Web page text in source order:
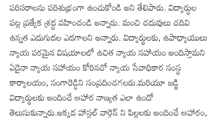
పరిసరాలను పరిశుభ్రంగా ఉంచుకోండి అని తేలిపారు. విద్యార్ధుల
పట్ల ప్రత్యేక శ్రద్ధ వహించండి అన్నారు. మంచి చదువులు చదివి
ఉన్నత ఎదుగుదల ఎదగాలని అన్నారు. విద్యార్థులకు, ఉపాధ్యాయులు
న్యాయ పరమైన విషయాలలో ఉచిత న్యాయ సహాయం అందిస్తామని
ఏదైనా న్యాయ సహాయం కోరినచో న్యాయ సేవాధికార సంస్థ
కార్యాలయం, సంగారెడ్డిని సంప్రదించగలరు.మరియూ జడ్జి
విద్యార్థులకు అందించే ఆహార నాణ్యత ఎలా ఉందో
తెలుసుకున్నారు.అక్కడ హాస్టల్ వార్డెన్ ని పిల్లలకు అందించే ఆహారం,